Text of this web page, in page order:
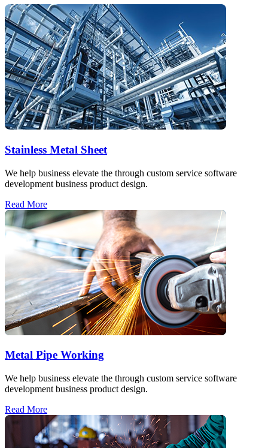
Stainless Metal Sheet
We help business elevate the through custom service software
development business product design.
Read More
Metal Pipe Working
We help business elevate the through custom service software
development business product design.
Read More